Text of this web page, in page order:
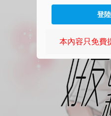
登
本內容只免費